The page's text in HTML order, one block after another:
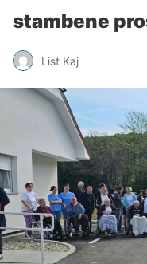
stambene
List Kaj